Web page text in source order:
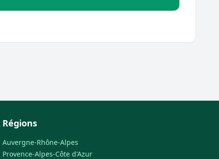
Régions
Auvergne-Rhône-Alpes
Provence-Alpes-Côte d'Azur